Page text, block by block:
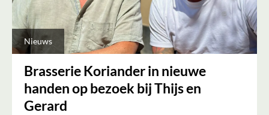
Nieuws
Brasserie Koriander in nieuwe
handen op bezoek bij Thijs en
Gerard